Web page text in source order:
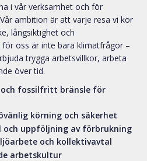
i vår verksamhet och för
ambition är att varje resa vi kör
långsiktighet och
oss är inte bara klimatfrågor –
trygga arbetsvillkor, arbeta
över tid.
fossilfritt bränsle för
körning och säkerhet
och uppföljning av förbrukning
och kollektivavtal
arbetskultur